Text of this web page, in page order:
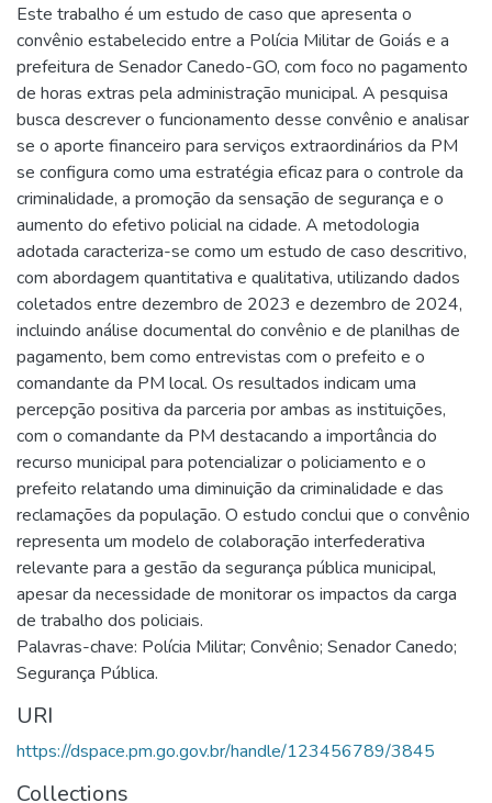
Este trabalho é um estudo de caso que apresenta o
convênio estabelecido entre a Polícia Militar de Goiás e a
prefeitura de Senador Canedo-GO, com foco no pagamento
de horas extras pela administração municipal. A pesquisa
busca descrever o funcionamento desse convênio e analisar
se o aporte financeiro para serviços extraordinários da PM
se configura como uma estratégia eficaz para o controle da
criminalidade, a promoção da sensação de segurança e o
aumento do efetivo policial na cidade. A metodologia
adotada caracteriza-se como um estudo de caso descritivo,
com abordagem quantitativa e qualitativa, utilizando dados
coletados entre dezembro de 2023 e dezembro de 2024,
incluindo análise documental do convênio e de planilhas de
pagamento, bem como entrevistas com o prefeito e o
comandante da PM local. Os resultados indicam uma
percepção positiva da parceria por ambas as instituições,
com o comandante da PM destacando a importância do
recurso municipal para potencializar o policiamento e o
prefeito relatando uma diminuição da criminalidade e das
reclamações da população. O estudo conclui que o convênio
representa um modelo de colaboração interfederativa
relevante para a gestão da segurança pública municipal,
apesar da necessidade de monitorar os impactos da carga
de trabalho dos policiais.
Palavras-chave: Polícia Militar; Convênio; Senador Canedo;
Segurança Pública.
URI
https://dspace.pm.go.gov.br/handle/123456789/3845
Collections